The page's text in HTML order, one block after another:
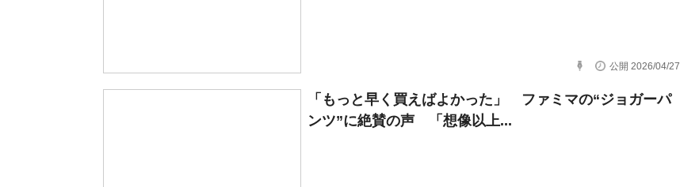
公開 2026/04/27
「もっと早く買えばよかった」 ファミマの“ジョガーパ
ンツ”に絶賛の声 「想像以上...